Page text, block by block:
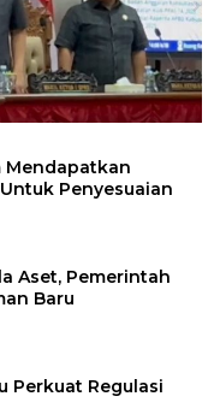
Mendapatkan
Penyesuaian
Aset, Pemerintah
Baru
Perkuat Regulasi